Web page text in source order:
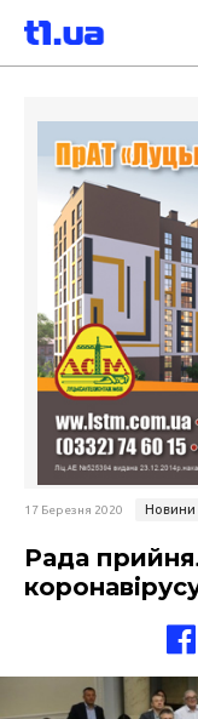
17 Березня 2020 Новини
Рада